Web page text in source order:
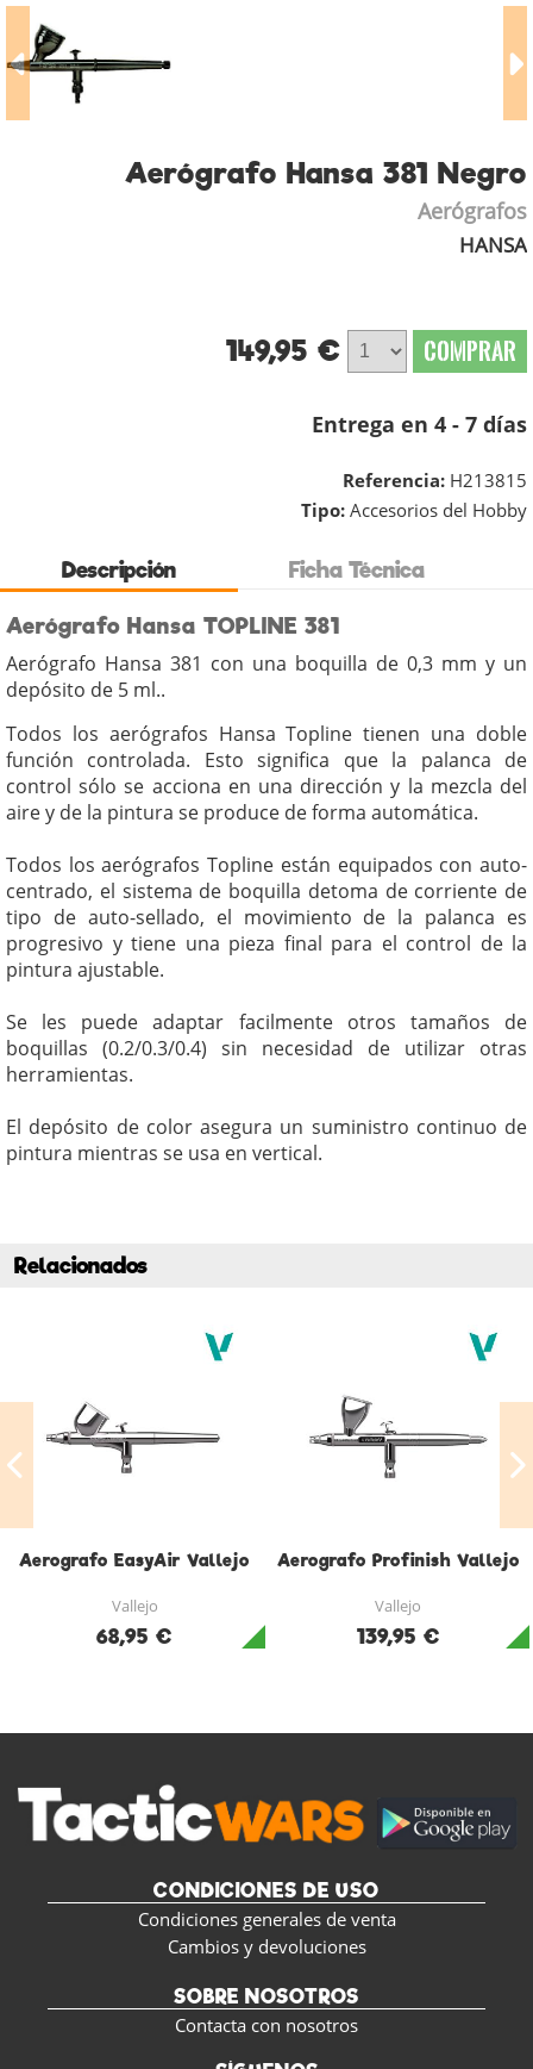
Aerógrafo Hansa 381 Negro
Aerógrafos
HANSA
149,95 € COMPRAR
Entrega en 4 - 7 días
Referencia: H213815
Tipo: Accesorios del Hobby
Descripción Ficha Técnica
Aerógrafo Hansa TOPLINE 381
Aerógrafo Hansa 381 con una boquilla de 0,3 mm y un
depósito de 5 ml..
Todos los aerógrafos Hansa Topline tienen una doble
función controlada. Esto significa que la palanca de
control sólo se acciona en una dirección y la mezcla del
aire y de la pintura se produce de forma automática.
Todos los aerógrafos Topline están equipados con auto-
centrado, el sistema de boquilla detoma de corriente de
tipo de auto-sellado, el movimiento de la palanca es
progresivo y tiene una pieza final para el control de la
pintura ajustable.
Se les puede adaptar facilmente otros tamaños de
boquillas (0.2/0.3/0.4) sin necesidad de utilizar otras
herramientas.
El depósito de color asegura un suministro continuo de
pintura mientras se usa en vertical.
Relacionados
Aerografo EasyAir Vallejo
Vallejo
68,95 €
Aerografo Profinish Vallejo
Vallejo
139,95 €
CONDICIONES DE USO
Condiciones generales de venta
Cambios y devoluciones
SOBRE NOSOTROS
Contacta con nosotros